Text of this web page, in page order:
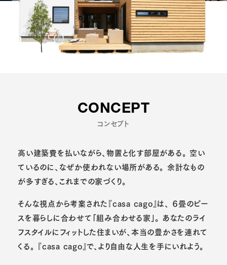
CONCEPT
コンセプト
高い建築費を払いながら、物置と化す部屋がある。 空い
ているのに、なぜか使われない場所がある。 余計なもの
が多すぎる、これまでの家づくり。
そんな視点から考案された『casa cago』は、
６畳のピー
スを暮らしに合わせて「組み合わせる家」。 あなたのライ
フスタイルにフィットした住まいが、本当の豊かさを連れて
くる。 『casa cago』で、より自由な人生を手にいれよう。